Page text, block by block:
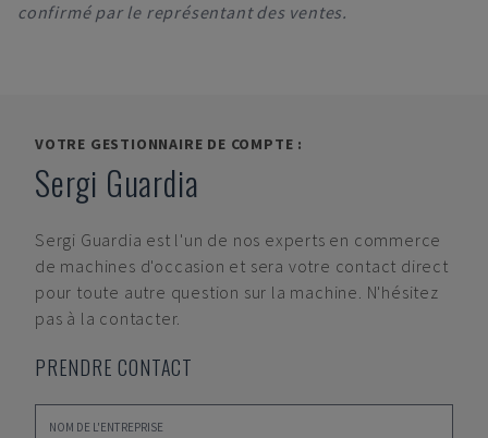
confirmé par le représentant des ventes.
VOTRE GESTIONNAIRE DE COMPTE :
Sergi Guardia
Sergi Guardia est l'un de nos experts en commerce
de machines d'occasion et sera votre contact direct
pour toute autre question sur la machine. N'hésitez
pas à la contacter.
PRENDRE CONTACT